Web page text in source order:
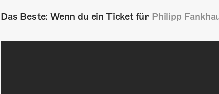
Das Beste: Wenn du ein Ticket für Philipp